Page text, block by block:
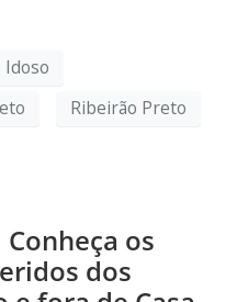
Idoso
Ribeirão Preto
os
dos